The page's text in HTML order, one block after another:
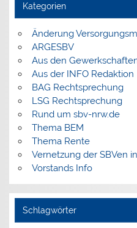
Kategorien
Änderung
ARGESBV
Aus den
Aus der INFO Redaktion
BAG Rechtsprechung
LSG Rechtsprechung
Rund um sbv-nrw.de
Thema BEM
Thema Rente
Vernetzung der SBVen
Vorstands Info
Schlagwörter